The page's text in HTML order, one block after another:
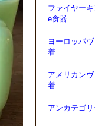
ファイヤー
e食器
ヨーロッパ
着
アメリカン
着
アンカテゴ